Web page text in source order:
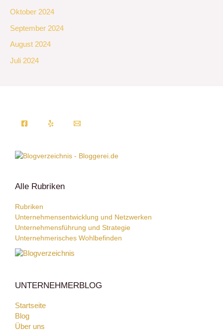
Oktober 2024
September 2024
August 2024
Juli 2024
Alle Rubriken
Rubriken
Unternehmensentwicklung und Netzwerken
Unternehmensführung und Strategie
Unternehmerisches Wohlbefinden
UNTERNEHMERBLOG
Startseite
Blog
Über uns